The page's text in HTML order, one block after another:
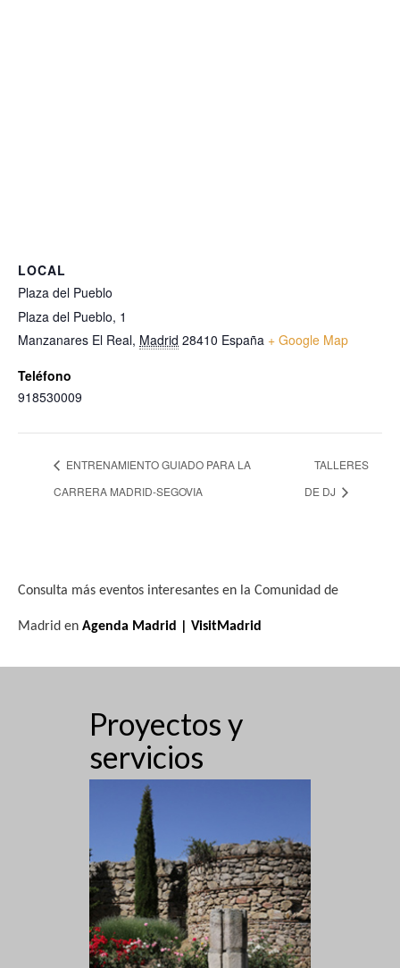
LOCAL
Plaza del Pueblo
Plaza del Pueblo, 1
Manzanares El Real, Madrid 28410 España + Google Map
Teléfono
918530009
ENTRENAMIENTO GUIADO PARA LA
CARRERA MADRID-SEGOVIA
TALLERES
DE DJ
Consulta más eventos interesantes en la Comunidad de
Madrid en Agenda Madrid | VisitMadrid
Proyectos y
servicios